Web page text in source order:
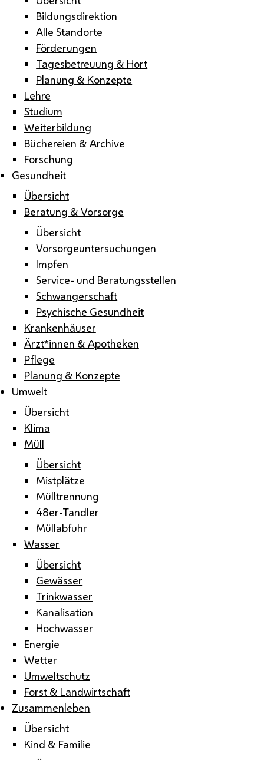
Bildungsdirektion
Alle Standorte
Förderungen
Tagesbetreuung & Hort
Planung & Konzepte
Lehre
Studium
Weiterbildung
Büchereien & Archive
Forschung
Gesundheit
Übersicht
Beratung & Vorsorge
Übersicht
Vorsorgeuntersuchungen
Impfen
Service- und Beratungsstellen
Schwangerschaft
Psychische Gesundheit
Krankenhäuser
Ärzt*innen & Apotheken
Pflege
Planung & Konzepte
Umwelt
Übersicht
Klima
Müll
Übersicht
Mistplätze
Mülltrennung
48er-Tandler
Müllabfuhr
Wasser
Übersicht
Gewässer
Trinkwasser
Kanalisation
Hochwasser
Energie
Wetter
Umweltschutz
Forst & Landwirtschaft
Zusammenleben
Übersicht
Kind & Familie